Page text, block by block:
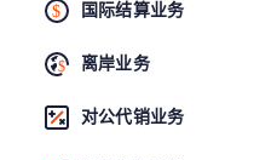
国际结算业务
离岸业务
对公代销业务